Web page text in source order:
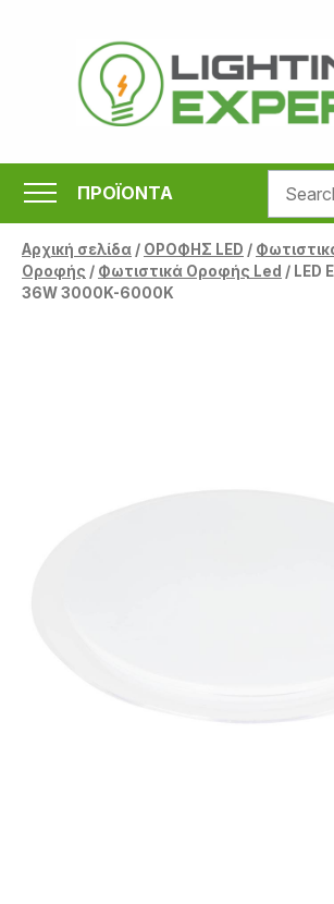
περιεχόμενο
ΠΡΟΪΟΝΤΑ
Αρχική σελίδα/ ΟΡΟΦΗΣ LED /
Οροφής / Φωτιστικά Οροφής Led / LED
36W 3000K-6000K